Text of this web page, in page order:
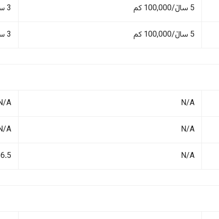
5 ساڵ/100,000 کم 3 ساڵ/100,000 کم
5 ساڵ/100,000 کم 3 ساڵ/100,000 کم
N/A
A
N/A
A
N/A 6.5 لیتر/١٠٠ کم